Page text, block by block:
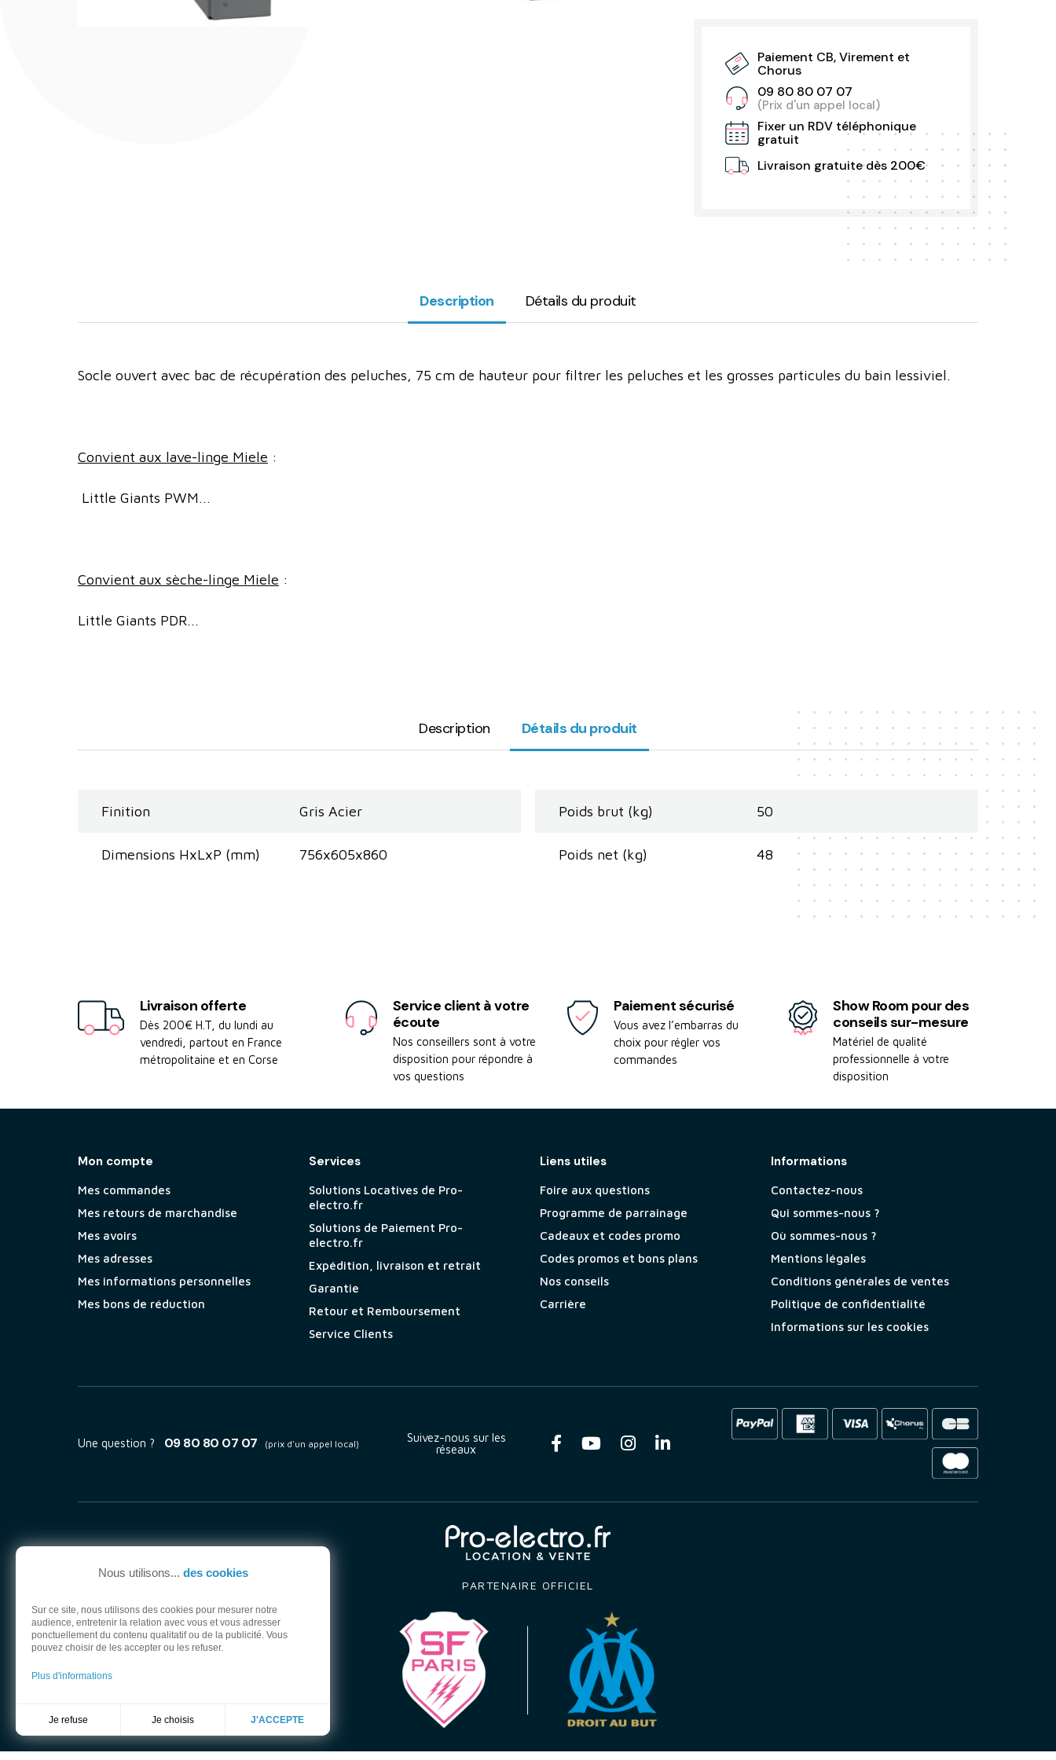
Paiement CB, Virement et
Chorus
09 80 80 07 07
(Prix d'un appel local)
Fixer un RDV téléphonique
gratuit
Livraison gratuite dès 200€
Description Détails du produit
Socle ouvert avec bac de récupération des peluches, 75 cm de hauteur pour filtrer les peluches et les grosses particules du bain lessiviel.
Convient aux lave-linge Miele :
Little Giants PWM...
Convient aux sèche-linge Miele :
Little Giants PDR...
Description Détails du produit
Finition Gris Acier
Dimensions HxLxP (mm) 756x605x860
Poids brut (kg) 50
Poids net (kg) 48
Livraison offerte
Dès 200€ H.T, du lundi au
vendredi, partout en France
métropolitaine et en Corse
Service client à votre
écoute
Nos conseillers sont à votre
disposition pour répondre à
vos questions
Paiement sécurisé
Vous avez l’embarras du
choix pour régler vos
commandes
Show Room pour des
conseils sur-mesure
Matériel de qualité
professionnelle à votre
disposition
Mon compte
Mes commandes
Mes retours de marchandise
Mes avoirs
Mes adresses
Mes informations personnelles
Mes bons de réduction
Services
Solutions Locatives de Pro-
electro.fr
Solutions de Paiement Pro-
electro.fr
Expédition, livraison et retrait
Garantie
Retour et Remboursement
Service Clients
Liens utiles
Foire aux questions
Programme de parrainage
Cadeaux et codes promo
Codes promos et bons plans
Nos conseils
Carrière
Informations
Contactez-nous
Qui sommes-nous ?
Où sommes-nous ?
Mentions légales
Conditions générales de ventes
Politique de confidentialité
Informations sur les cookies
Nous utilisons... des cookies
Sur ce site, nous utilisons des cookies pour mesurer notre
audience, entretenir la relation avec vous et vous adresser
ponctuellement du contenu qualitatif ou de la publicité. Vous
pouvez choisir de les accepter ou les refuser.
Plus d'informations
Je refuse Je choisis J'ACCEPTE
Une question ? 09 80 80 07 07 (prix d'un appel local)
Suivez-nous sur les
réseaux
PARTENAIRE OFFICIEL